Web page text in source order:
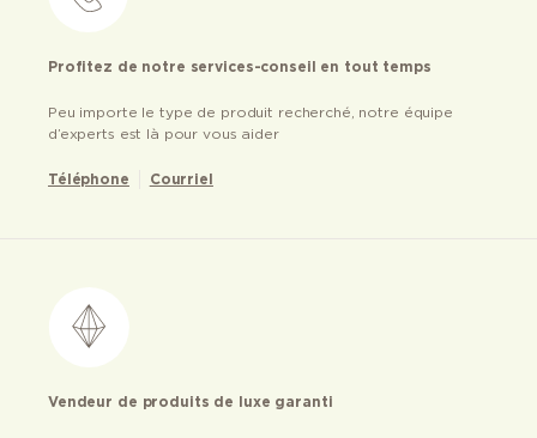
Profitez de notre services-conseil en tout temps
Peu importe le type de produit recherché, notre équipe
d’experts est là pour vous aider
Téléphone Courriel
Vendeur de produits de luxe garanti